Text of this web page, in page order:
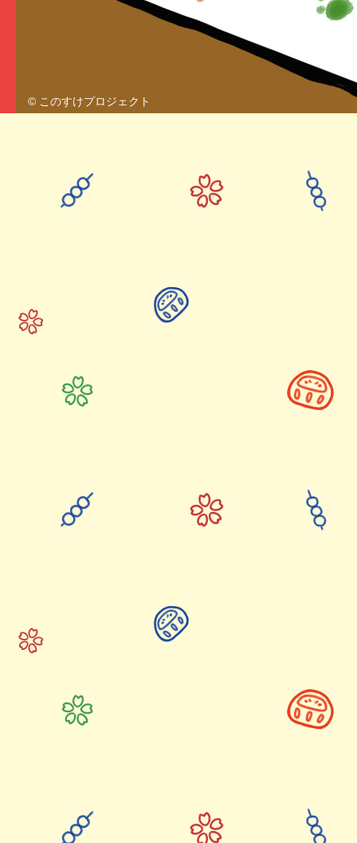
© このすけプロジェクト